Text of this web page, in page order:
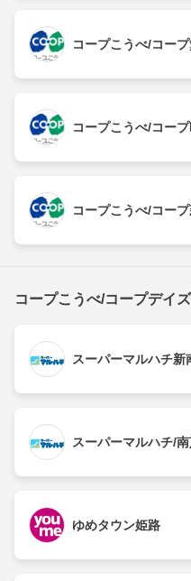
コープこうべ/コー
コープこうべ/コープ
コープこうべ/コー
コープこうべ/コープデイ
スーパーマルハチ新
スーパーマルハチ/
ゆめタウン姫路